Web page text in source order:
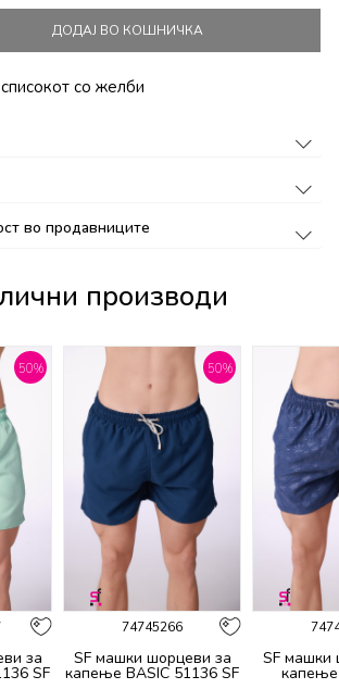
ДОДАЈ ВО КОШНИЧКА
со желби
во продавниците
производи
50%
за
SF
50%
74745266
SF машки шорцеви за
капење BASIC 51136 SF
SF машки